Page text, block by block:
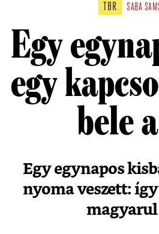
TBR SABA
Egy
egy
bele
Egy egynapos
nyoma veszett:
magyarul